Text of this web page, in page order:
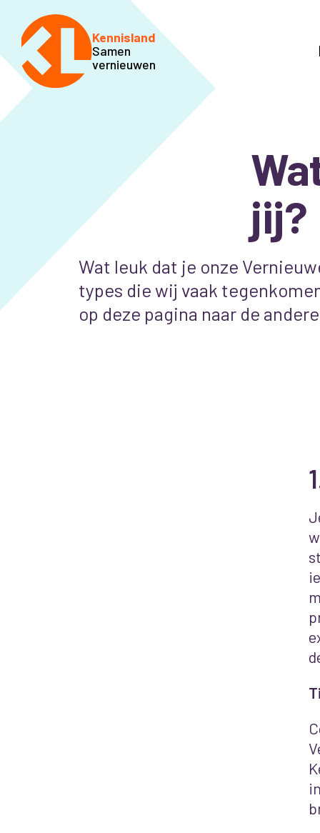
Kennisland
Samen
vernieuwen
jij?
Wat leuk dat je onze
types die wij vaak
op deze pagina naar de